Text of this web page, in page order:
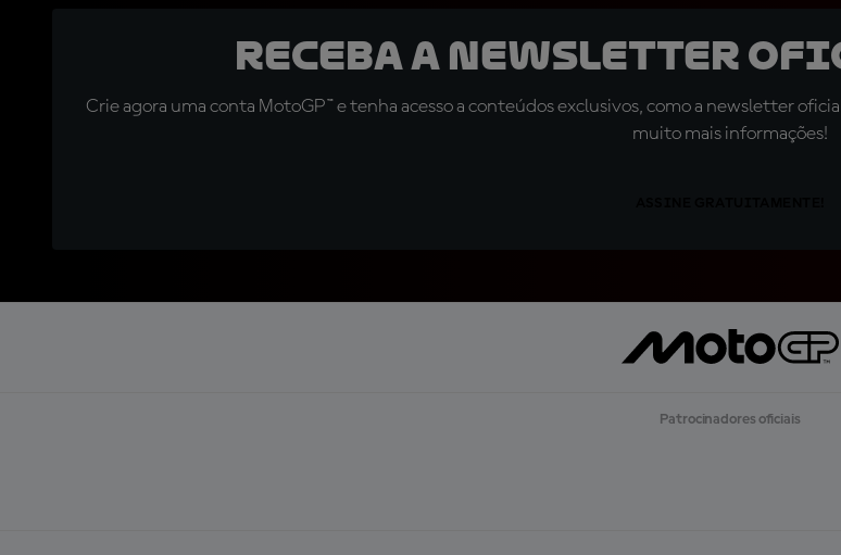
Receba a newsletter
Crie agora uma conta MotoGP™ e tenha acesso a conteúdos exclusivos, como a newsletter
muito mais informações!
Patrocinadores oficiais